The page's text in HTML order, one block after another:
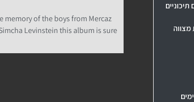
מצווה
memory of the boys from Mercaz
Levinstein this album is sure